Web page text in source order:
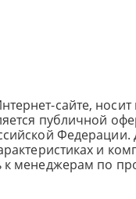
сайте,
публичной
и
к менеджерам по